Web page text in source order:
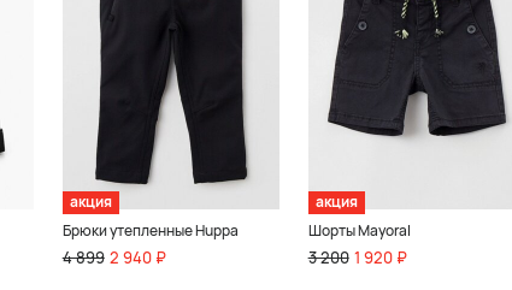
акция
Брюки утепленные Huppa
4 899 2 940 ₽
акция
Шорты Mayoral
3 200 1 920 ₽